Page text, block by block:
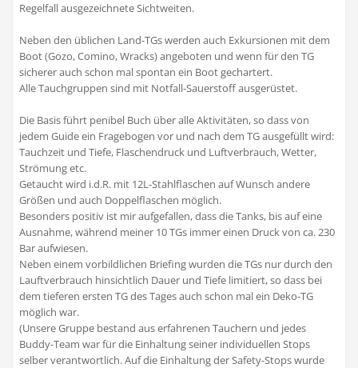
Regelfall ausgezeichnete Sichtweiten.
Neben den üblichen Land-TGs werden auch Exkursionen mit dem
Boot (Gozo, Comino, Wracks) angeboten und wenn für den TG
sicherer auch schon mal spontan ein Boot gechartert.
Alle Tauchgruppen sind mit Notfall-Sauerstoff ausgerüstet.
Die Basis führt penibel Buch über alle Aktivitäten, so dass von
jedem Guide ein Fragebogen vor und nach dem TG ausgefüllt wird:
Tauchzeit und Tiefe, Flaschendruck und Luftverbrauch, Wetter,
Strömung etc.
Getaucht wird i.d.R. mit 12L-Stahlflaschen auf Wunsch andere
Größen und auch Doppelflaschen möglich.
Besonders positiv ist mir aufgefallen, dass die Tanks, bis auf eine
Ausnahme, während meiner 10 TGs immer einen Druck von ca. 230
Bar aufwiesen.
Neben einem vorbildlichen Briefing wurden die TGs nur durch den
Lauftverbrauch hinsichtlich Dauer und Tiefe limitiert, so dass bei
dem tieferen ersten TG des Tages auch schon mal ein Deko-TG
möglich war.
(Unsere Gruppe bestand aus erfahrenen Tauchern und jedes
Buddy-Team war für die Einhaltung seiner individuellen Stops
selber verantwortlich. Auf die Einhaltung der Safety-Stops wurde